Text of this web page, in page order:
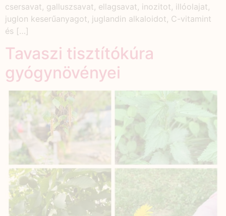
csersavat, galluszsavat, ellagsavat, inozitot, illóolajat,
juglon keserűanyagot, juglandin alkaloidot, C-vitamint
és […]
Tavaszi tisztítókúra
gyógynövényei